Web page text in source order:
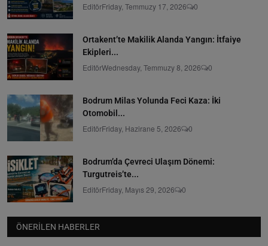
EditörFriday, Temmuzy 17, 2026 0
Ortakent’te Makilik Alanda Yangın: İtfaiye
Ekipleri...
EditörWednesday, Temmuzy 8, 2026 0
Bodrum Milas Yolunda Feci Kaza: İki
Otomobil...
EditörFriday, Hazirane 5, 2026 0
Bodrum’da Çevreci Ulaşım Dönemi:
Turgutreis’te...
EditörFriday, Mayıs 29, 2026 0
ÖNERILEN HABERLER